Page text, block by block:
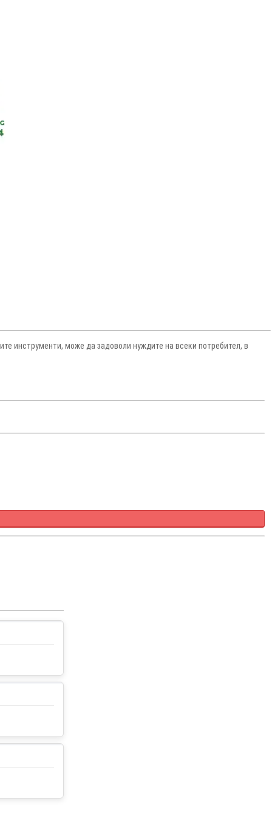
инструменти, може да задоволи нуждите на всеки потребител, в